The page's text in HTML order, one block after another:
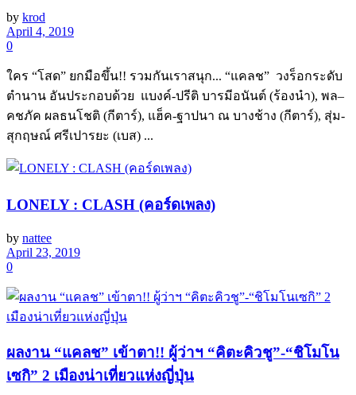
by krod
April 4, 2019
0
ใคร “โสด” ยกมือขึ้น!! รวมกันเราสนุก... ​“แคลช” วงร็อกระดับ
ตำนาน อันประกอบด้วย แบงค์-ปรีติ บารมีอนันต์ (ร้องนำ), พล–
คชภัค ผลธนโชติ (กีตาร์), แฮ็ค-ฐาปนา ณ บางช้าง (กีตาร์), สุ่ม-
สุกฤษณ์ ศรีเปารยะ (เบส) ...
LONELY : CLASH (คอร์ดเพลง)
by nattee
April 23, 2019
0
ผลงาน “แคลช” เข้าตา!! ผู้ว่าฯ “คิตะคิวชู”-“ชิโมโน
เซกิ” 2 เมืองน่าเที่ยวแห่งญี่ปุ่น